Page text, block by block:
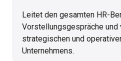
Leitet den gesamten HR-
Vorstellungsgespräche
strategischen und
Unternehmens.